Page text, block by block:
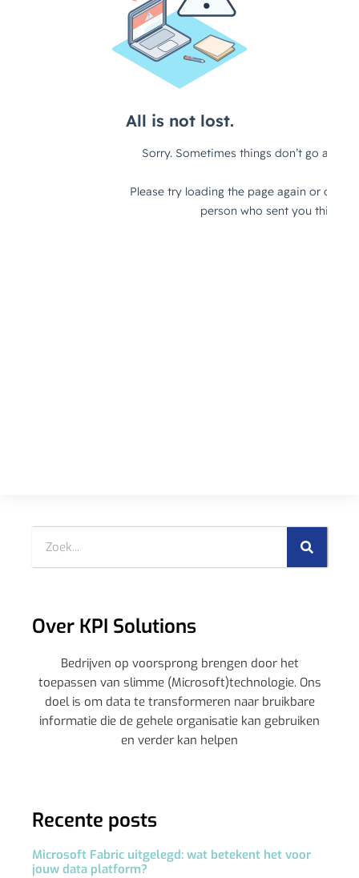
Over KPI Solutions
Bedrijven op voorsprong brengen door het
toepassen van slimme (Microsoft)technologie. Ons
doel is om data te transformeren naar bruikbare
informatie die de gehele organisatie kan gebruiken
en verder kan helpen
Recente posts
Microsoft Fabric uitgelegd: wat betekent het voor
jouw data platform?